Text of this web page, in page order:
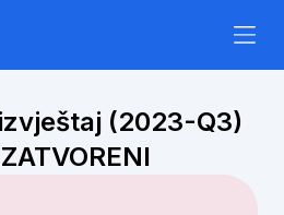
(2023-Q3)